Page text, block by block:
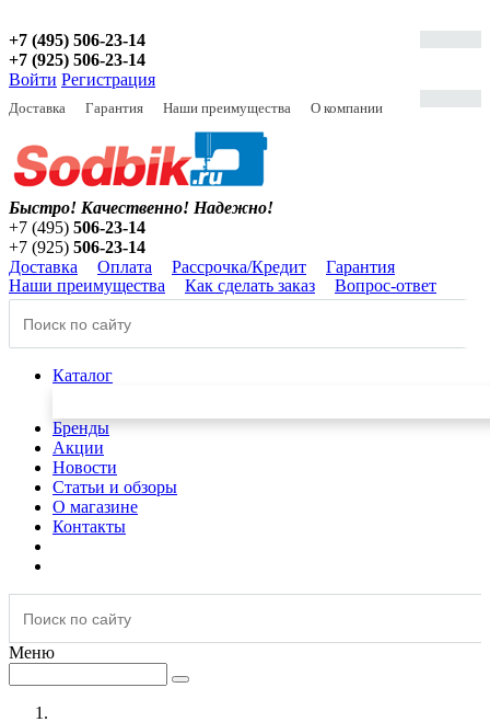
+7 (495) 506-23-14
+7 (925) 506-23-14
Войти Регистрация
Доставка Гарантия Наши преимущества О компании
Быстро! Качественно! Надежно!
+7 (495) 506-23-14
+7 (925) 506-23-14
Доставка
Оплата Рассрочка/Кредит
Гарантия
Наши преимущества
Как сделать заказ Вопрос-ответ
Каталог
Бренды
Акции
Новости
Статьи и обзоры
О магазине
Контакты
Меню